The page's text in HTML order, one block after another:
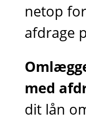
netop
afdrage
med
dit lån